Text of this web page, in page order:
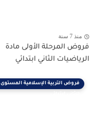
منذ 7 سنة
فروض المرحلة الأولى مادة
الرياضيات الثاني ابتدائي
فروض التربية الإسلامية المستوى